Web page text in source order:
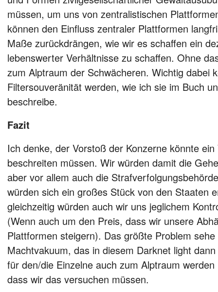
müssen, um uns von zentralistischen
können den Einfluss zentraler Plattformen
Maße zurückdrängen, wie wir es schaffen ein
lebenswerter Verhältnisse zu schaffen. Ohne
zum Alptraum der Schwächeren. Wichtig dabei
Filtersouveränität werden, wie ich sie im Buch
beschreibe.
Fazit
Ich denke, der Vorstoß der Konzerne könnte
beschreiten müssen. Wir würden damit die
aber vor allem auch die
würden sich ein großes Stück von den Staaten
gleichzeitig würden auch wir uns jeglichem
(Wenn auch um den Preis, dass wir unsere
Plattformen steigern). Das größte Problem
Machtvakuum, das in diesem Darknet light
für den/die Einzelne auch zum Alptraum
dass wir das versuchen müssen.